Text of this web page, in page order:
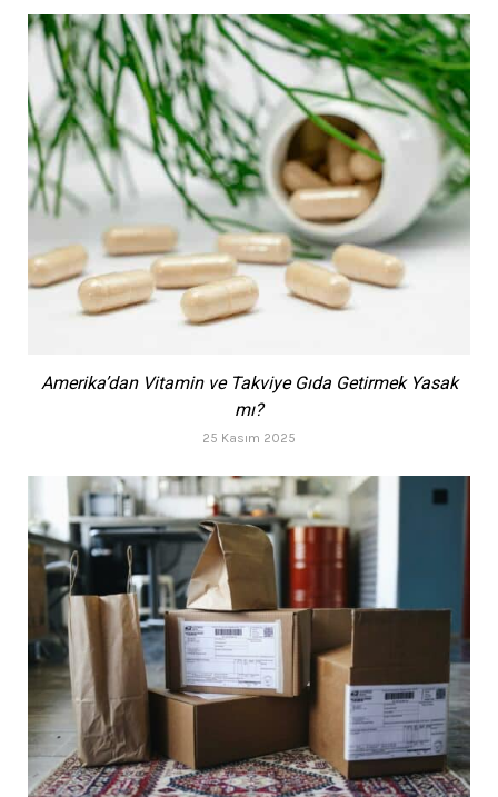
Amerika’dan Vitamin ve Takviye Gıda Getirmek Yasak
mı?
25 Kasım 2025